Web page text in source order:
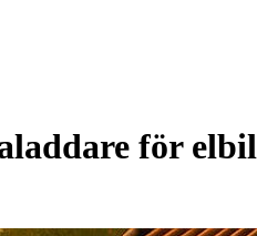
för elbil